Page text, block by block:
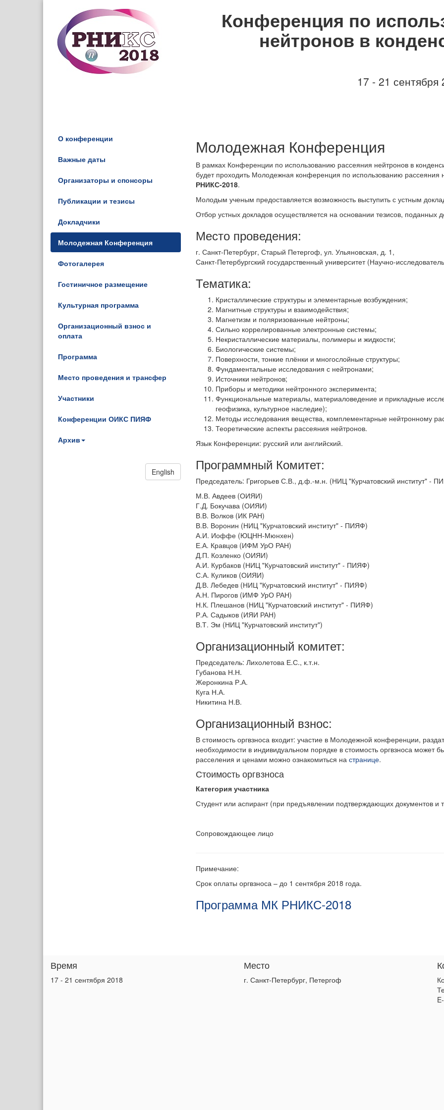
Конференция по
нейтронов в
17 - 21 сентября
О конференции
Важные даты
Организаторы и спонсоры
Публикации и тезисы
Докладчики
Молодежная Конференция
Фотогалерея
Гостиничное размещение
Культурная программа
Организационный взнос и
оплата
Программа
Место проведения и трансфер
Участники
Конференции ОИКС ПИЯФ
Архив
English
Молодежная Конференция
В рамках Конференции по использованию рассеяния нейтронов в
будет проходить Молодежная конференция по использованию рассеяния
РНИКС-2018.
Молодым ученым предоставляется возможность выступить с устным
Отбор устных докладов осуществляется на основании тезисов, поданных
Место проведения:
г. Санкт-Петербург, Старый Петергоф, ул. Ульяновская, д. 1,
Санкт-Петербургский государственный университет (Научно-
Тематика:
Кристаллические структуры и элементарные возбуждения;
Магнитные структуры и взаимодействия;
Магнетизм и поляризованные нейтроны;
Сильно коррелированные электронные системы;
Некристаллические материалы, полимеры и жидкости;
Биологические системы;
Поверхности, тонкие плёнки и многослойные структуры;
Фундаментальные исследования с нейтронами;
Источники нейтронов;
Приборы и методики нейтронного эксперимента;
Функциональные материалы, материаловедение и прикладные
геофизика, культурное наследие);
Методы исследования вещества, комплементарные нейтронному
Теоретические аспекты рассеяния нейтронов.
Язык Конференции: русский или английский.
Программный Комитет:
Председатель: Григорьев С.В., д.ф.-м.н. (НИЦ "Курчатовский институт" -
М.В. Авдеев (ОИЯИ)
Г.Д. Бокучава (ОИЯИ)
В.В. Волков (ИК РАН)
В.В. Воронин (НИЦ "Курчатовский институт" - ПИЯФ)
А.И. Иоффе (ЮЦНН-Мюнхен)
Е.А. Кравцов (ИФМ УрО РАН)
Д.П. Козленко (ОИЯИ)
А.И. Курбаков (НИЦ "Курчатовский институт" - ПИЯФ)
С.А. Куликов (ОИЯИ)
Д.В. Лебедев (НИЦ "Курчатовский институт" - ПИЯФ)
А.Н. Пирогов (ИМФ УрО РАН)
Н.К. Плешанов (НИЦ "Курчатовский институт" - ПИЯФ)
Р.А. Садыков (ИЯИ РАН)
В.Т. Эм (НИЦ "Курчатовский институт")
Организационный комитет:
Председатель: Лихолетова Е.С., к.т.н.
Губанова Н.Н.
Жеронкина Р.А.
Куга Н.А.
Никитина Н.В.
Организационный взнос:
В стоимость оргвзноса входит: участие в Молодежной конференции,
необходимости в индивидуальном порядке в стоимость оргвзноса может
расселения и ценами можно ознакомиться на странице.
Стоимость оргвзноса
Категория участника
Студент или аспирант (при предъявлении подтверждающих документов и
Сопровождающее лицо
Примечание:
Срок оплаты оргвзноса – до 1 сентября 2018 года.
Программа МК РНИКС-2018
Время
17 - 21 сентября 2018
Место
г. Санкт-Петербург, Петергоф